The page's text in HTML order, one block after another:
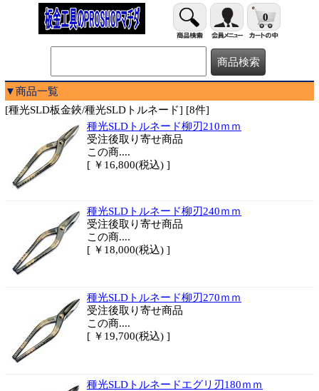
0
▼商品一覧
[種光SLD板金鋏/種光SLDトルネード] [8件]
種光SLDトルネード柳刃210ｍｍ
受注後取り寄せ商品
この商....
[ ￥16,800(税込) ]
種光SLDトルネード柳刃240ｍｍ
受注後取り寄せ商品
この商....
[ ￥18,000(税込) ]
種光SLDトルネード柳刃270ｍｍ
受注後取り寄せ商品
この商....
[ ￥19,700(税込) ]
種光SLDトルネードエグリ刃180ｍｍ